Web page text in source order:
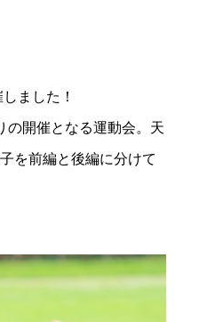
ました！
の開催となる運動会。天
を前編と後編に分けて